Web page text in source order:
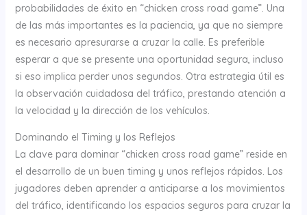
probabilidades de éxito en “chicken cross road game”. Una
de las más importantes es la paciencia, ya que no siempre
es necesario apresurarse a cruzar la calle. Es preferible
esperar a que se presente una oportunidad segura, incluso
si eso implica perder unos segundos. Otra estrategia útil es
la observación cuidadosa del tráfico, prestando atención a
la velocidad y la dirección de los vehículos.
Dominando el Timing y los Reflejos
La clave para dominar “chicken cross road game” reside en
el desarrollo de un buen timing y unos reflejos rápidos. Los
jugadores deben aprender a anticiparse a los movimientos
del tráfico, identificando los espacios seguros para cruzar la